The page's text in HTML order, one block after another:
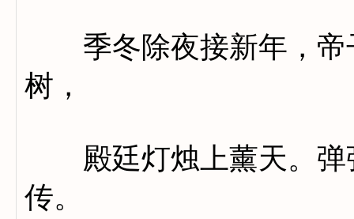
季冬除夜接新年，帝
树，
殿廷灯烛上薰天。弹
传。